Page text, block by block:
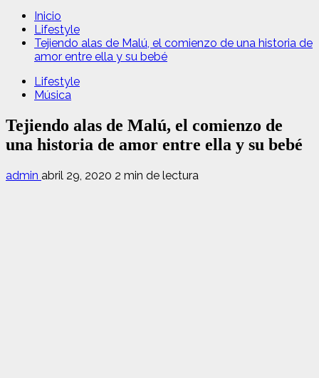
Inicio
Lifestyle
Tejiendo alas de Malú, el comienzo de una historia de
amor entre ella y su bebé
Lifestyle
Música
Tejiendo alas de Malú, el comienzo de
una historia de amor entre ella y su bebé
admin abril 29, 2020 2 min de lectura